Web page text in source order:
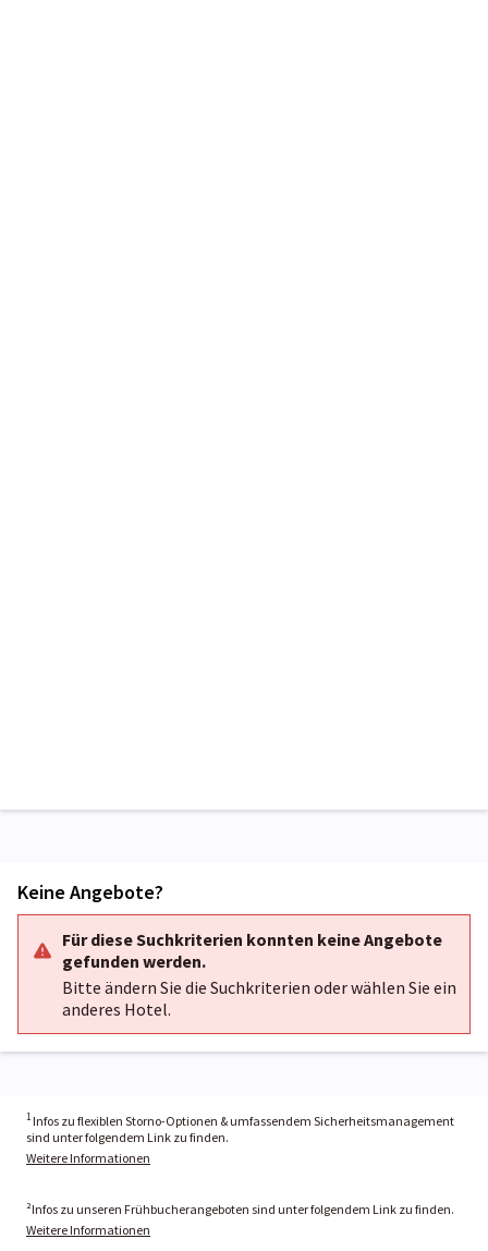
Keine Angebote?
Für diese Suchkriterien konnten keine Angebote
gefunden werden.
Bitte ändern Sie die Suchkriterien oder wählen Sie ein
anderes Hotel.
1 Infos zu flexiblen Storno-Optionen & umfassendem Sicherheitsmanagement
sind unter folgendem Link zu finden.
Weitere Informationen
²Infos zu unseren Frühbucherangeboten sind unter folgendem Link zu finden.
Weitere Informationen